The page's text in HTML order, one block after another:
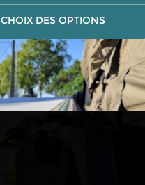
CHOIX DES OPTIONS